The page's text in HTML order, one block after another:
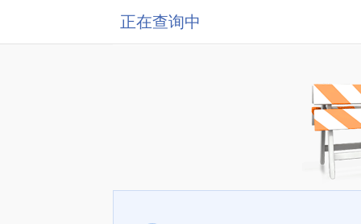
正在查询中